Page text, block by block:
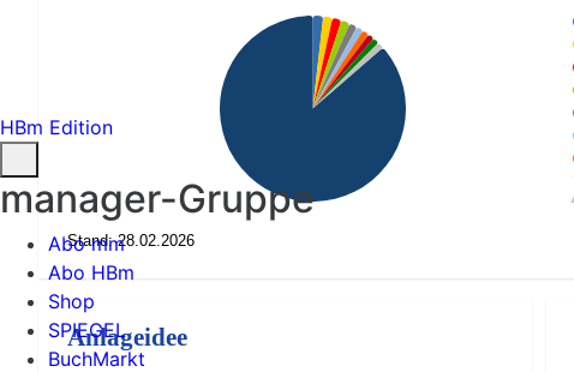
Stand: 28.02.2026
Anlageidee
HBm Edition
manager-Gruppe
Abo mm
Abo HBm
Shop
SPIEGEL
BuchMarkt